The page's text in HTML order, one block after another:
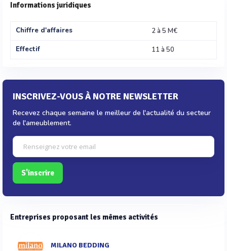
Informations juridiques
Chiffre d'affaires
2 à 5 M€
Effectif
11 à 50
INSCRIVEZ-VOUS À NOTRE NEWSLETTER
Recevez chaque semaine le meilleur de l'actualité du secteur
de l'ameublement.
S'inscrire
Entreprises proposant les mêmes activités
MILANO BEDDING